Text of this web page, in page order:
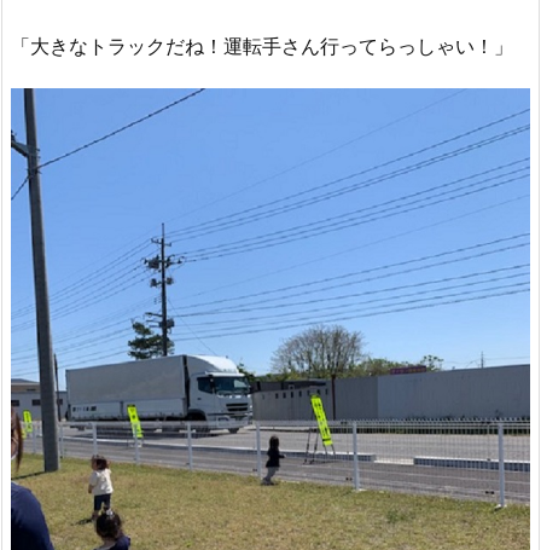
「大きなトラックだね！運転手さん行ってらっしゃい！」